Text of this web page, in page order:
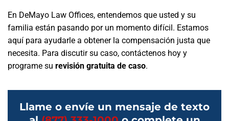
En DeMayo Law Offices, entendemos que usted y su
familia están pasando por un momento difícil. Estamos
aquí para ayudarle a obtener la compensación justa que
necesita. Para discutir su caso, contáctenos hoy y
programe su revisión gratuita de caso.
Llame o envíe un mensaje de texto